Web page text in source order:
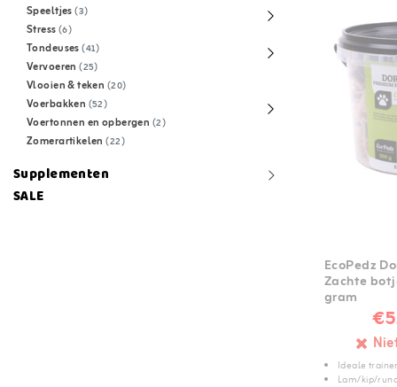
Speeltjes(3)
Stress(6)
Tondeuses(41)
Vervoeren(25)
Vlooien & teken (20)
Voerbakken (52)
Voertonnen en opbergen (2)
Zomerartikelen(22)
Supplementen
SALE
EcoPedz
Zachte
gram
Ideale
Lam/kip/